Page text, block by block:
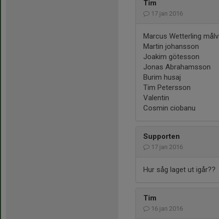
Tim
17 jan 2016
Marcus Wetterling
Martin johansson
Joakim götesson
Jonas Abrahamsson
Burim husaj
Tim Petersson
Valentin
Cosmin ciobanu
Supporten
17 jan 2016
Hur såg laget ut igår??
Tim
16 jan 2016